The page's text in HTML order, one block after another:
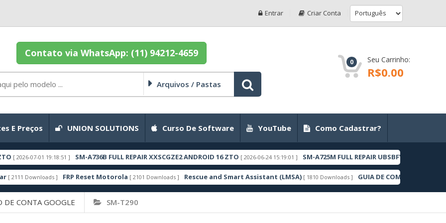
Entrar Criar Conta
Contato via WhatsApp: (11) 94212-4659
Arquivos / Pastas
0 Seu Carrinho:
R$0.00
E Preços UNION SOLUTIONS Curso De Software YouTube Como Cadastrar?
07-01 19:18:51 ] SM-A736B FULL REPAIR XXSCGZE2 ANDROID 16 ZTO [ 2026-06-24 15:19:01 ] SM-A725M FULL REPAIR UBSBFYC1 ANDROID 11
Downloads ] FRP Reset Motorola [ 2101 Downloads ] Rescue and Smart Assistant (LMSA) [ 1810 Downloads ] GUIA DE COMO DESBLOQUEAR
DE CONTA GOOGLE SM-T290